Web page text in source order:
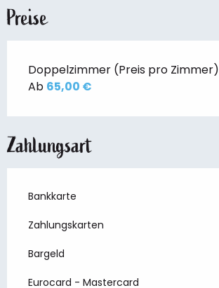
Preise
Doppelzimmer (Preis pro Zimmer)
Ab 65,00 €
Zahlungsart
Bankkarte
Zahlungskarten
Bargeld
Eurocard - Mastercard